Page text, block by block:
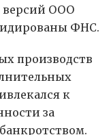
версий ООО
ФНС.
производств
к
за